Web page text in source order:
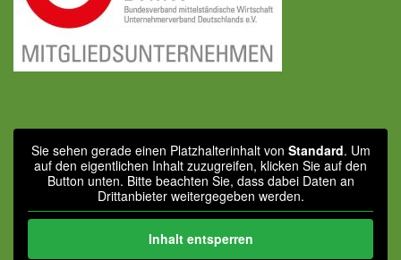
Sie sehen gerade einen Platzhalterinhalt von Standard. Um
auf den eigentlichen Inhalt zuzugreifen, klicken Sie auf den
Button unten. Bitte beachten Sie, dass dabei Daten an
Drittanbieter weitergegeben werden.
Inhalt entsperren